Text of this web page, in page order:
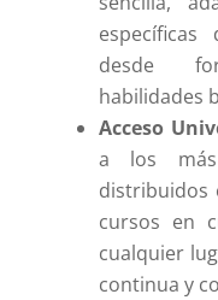
desde
habilidades
Acceso
a los más
distribuidos
cursos en
cualquier
continua y